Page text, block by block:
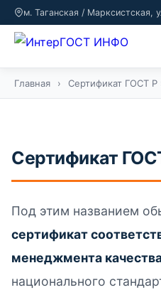
м. Таганская / Марксистская,
Главная › Сертификат ГОСТ
Сертификат
Под этим названием
сертификат
менеджмента
национального